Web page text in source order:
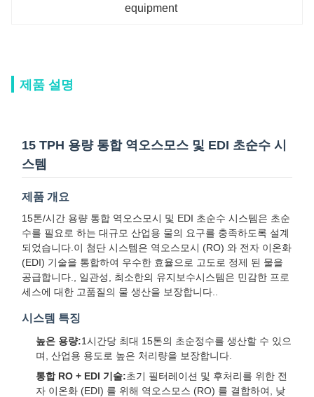
equipment
제품 설명
15 TPH 용량 통합 역오스모스 및 EDI 초순수 시
스템
제품 개요
15톤/시간 용량 통합 역오스모시 및 EDI 초순수 시스템은 초순
수를 필요로 하는 대규모 산업용 물의 요구를 충족하도록 설계
되었습니다.이 첨단 시스템은 역오스모시 (RO) 와 전자 이온화
(EDI) 기술을 통합하여 우수한 효율으로 고도로 정제 된 물을
공급합니다., 일관성, 최소한의 유지보수시스템은 민감한 프로
세스에 대한 고품질의 물 생산을 보장합니다..
시스템 특징
높은 용량:1시간당 최대 15톤의 초순정수를 생산할 수 있으
며, 산업용 용도로 높은 처리량을 보장합니다.
통합 RO + EDI 기술:초기 필터레이션 및 후처리를 위한 전
자 이온화 (EDI) 를 위해 역오스모스 (RO) 를 결합하여, 낮